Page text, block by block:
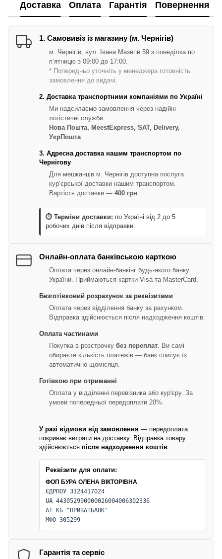
Доставка Оплата Гарантія Повернення
1. Самовивіз із магазину (м. Чернігів)
м. Чернігів, вул. Івана Мазепи 59 з понеділка по
п’ятницю з 09:00 до 17:00.
* Попередньо уточніть у менеджера готовність
замовлення до видачі.
2. Доставка транспортними компаніями по Україні
Ми надсилаємо замовлення через надійні
логістичні служби:
Нова Пошта, MeestExpress, SAT, Delivery,
УкрПошта
3. Адресна доставка нашим транспортом по
Чернігову
Для мешканців м. Чернігів доступна послуга
кур’єрської доставки нашим транспортом.
Вартість доставки — 400 грн.
⏱ Терміни доставки: по Україні від 2 до 5
робочих днів після відправки.
Онлайн-оплата банківською карткою
Оплата через онлайн-банкінг будь-якого банку
України. Приймаються картки Visa та MasterCard.
Безготівковий розрахунок за реквізитами
Оплата через відділення банку за рахунком.
Відправка здійснюється після надходження коштів.
Оплата частинами
Покупка в розстрочку без переплат. Ви самі
обираєте кількість платежів — банк списує їх
автоматично щомісяця.
Готівкою при отриманні
Оплата у відділенні перевізника або кур'єру. За
умови попередньої передоплати 20%.
У разі відмови від замовлення — передоплата
покриває витрати на доставку. Відправка товару
здійснюється після надходження коштів.
Реквізити для оплати:
ФОП БУРА ОЛЕНА ВІКТОРІВНА
ЄДРПОУ 3124417024
UA 443052990000026004006302336
АТ КБ "ПРИВАТБАНК"
МФО 305299
Гарантія та сервіс